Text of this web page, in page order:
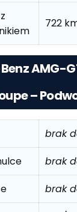
722
AMG-
–
brak
brak
brak